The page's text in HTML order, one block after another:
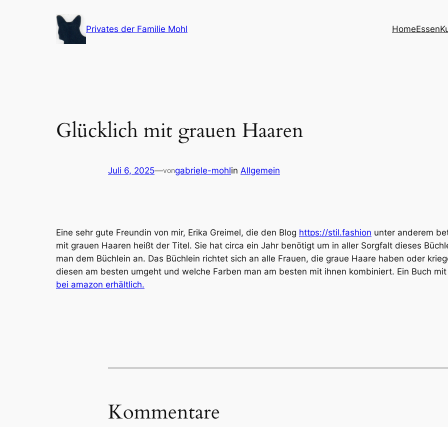
Privates der Familie Mohl HomeEssen
Glücklich mit grauen Haaren
Juli 6, 2025—vongabriele-mohlin Allgemein
Eine sehr gute Freundin von mir, Erika Greimel, die den Blog https://stil.fashion unter anderem
mit grauen Haaren heißt der Titel. Sie hat circa ein Jahr benötigt um in aller Sorgfalt dieses
man dem Büchlein an. Das Büchlein richtet sich an alle Frauen, die graue Haare haben oder
diesen am besten umgeht und welche Farben man am besten mit ihnen kombiniert. Ein Buch
bei amazon erhältlich.
Kommentare